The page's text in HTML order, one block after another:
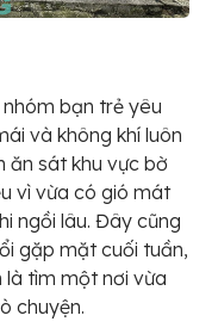
bạn trẻ yêu
và không khí luôn
ăn sát khu vực bờ
vì vừa có gió mát
ngồi lâu. Đây cũng
gặp mặt cuối tuần,
là tìm một nơi vừa
chuyện.